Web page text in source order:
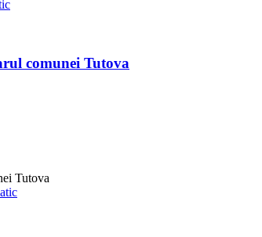
comunei Tutova
Tutova